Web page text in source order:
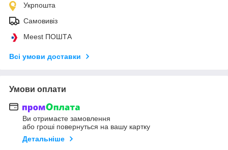
Укрпошта
Самовивіз
Meest ПОШТА
Всі умови доставки
Умови оплати
Ви отримаєте замовлення
або гроші повернуться на вашу картку
Детальніше